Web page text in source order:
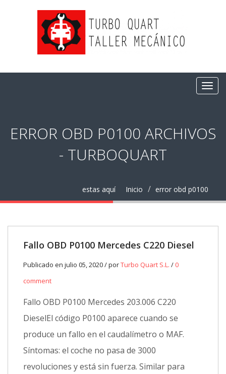
ERROR OBD P0100 ARCHIVOS
- TURBOQUART
estas aquí Inicio error obd p0100
Fallo OBD P0100 Mercedes C220 Diesel
Publicado en julio 05, 2020 / porTurbo Quart S.L. / 0
comment
Fallo OBD P0100 Mercedes 203.006 C220
DieselEl código P0100 aparece cuando se
produce un fallo en el caudalímetro o MAF.
Síntomas: el coche no pasa de 3000
revoluciones y está sin fuerza. Similar para